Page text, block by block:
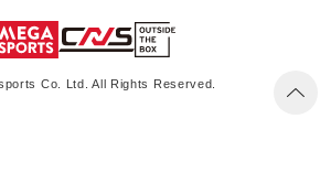
Co. Ltd. All Rights Reserved.